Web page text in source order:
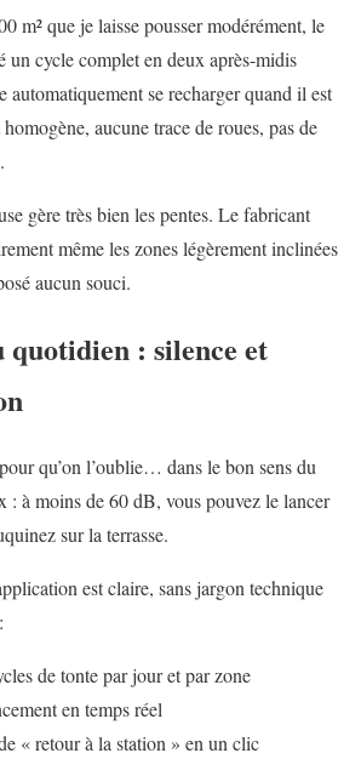
m² que je laisse pousser modérément, le
un cycle complet en deux après-midis
automatiquement se recharger quand il est
aucune trace de roues, pas de
gère très bien les pentes. Le fabricant
même les zones légèrement inclinées
aucun souci.
: silence et
qu’on l’oublie… dans le bon sens du
: à moins de 60 dB, vous pouvez le lancer
sur la terrasse.
est claire, sans jargon technique
de tonte par jour et par zone
en temps réel
« retour à la station » en un clic